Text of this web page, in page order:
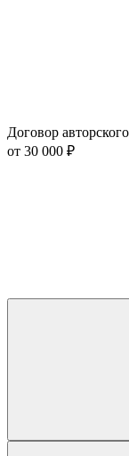
Договор
от 30 000 ₽